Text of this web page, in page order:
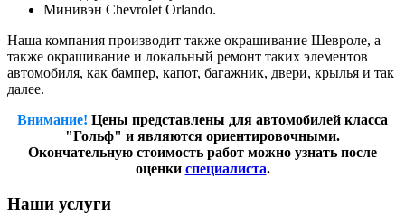
Минивэн Chevrolet Orlando.
Наша компания производит также окрашивание Шевроле, а
также окрашивание и локальный ремонт таких элементов
автомобиля, как бампер, капот, багажник, двери, крылья и так
далее.
Внимание! Цены представлены для автомобилей класса
"Гольф" и являются ориентировочными.
Окончательную стоимость работ можно узнать после
оценки специалиста.
Наши услуги